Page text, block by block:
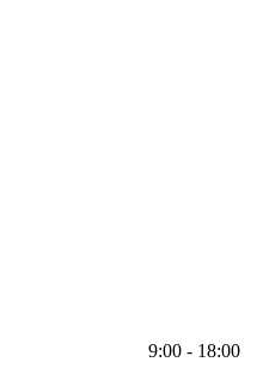
9:00 - 18:00